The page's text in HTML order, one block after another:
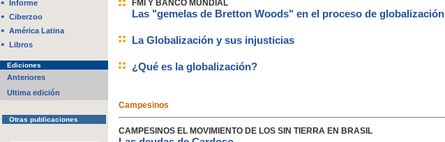
• Informe
• Ciberzoo
• América Latina
• Libros
Ediciones
Anteriores
Ultima edición
Otras publicaciones
FMI Y BANCO MUNDIAL
Las "gemelas de Bretton Woods" en el proceso de globalización
La Globalización y sus injusticias
¿Qué es la globalización?
Campesinos
CAMPESINOS EL MOVIMIENTO DE LOS SIN TIERRA EN BRASIL